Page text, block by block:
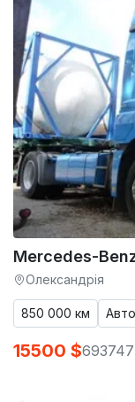
Mercedes-
Олександрія
850 000 км
15500 $